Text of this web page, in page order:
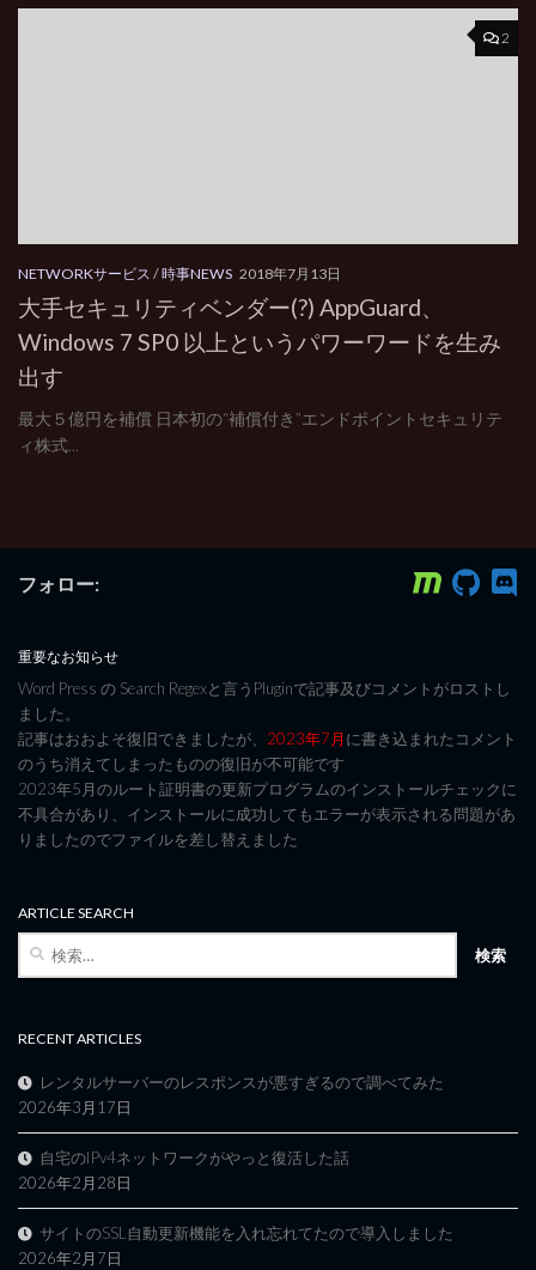
2
NETWORKサービス /時事NEWS 2018年7月13日
大手セキュリティベンダー(?) AppGuard、
Windows 7 SP0 以上というパワーワードを生み
出す
最大５億円を補償 日本初の“補償付き”エンドポイントセキュリテ
ィ株式...
フォロー:
重要なお知らせ
Word Press の Search Regexと言うPluginで記事及びコメントがロストし
ました。
記事はおおよそ復旧できましたが、 2023年7月に書き込まれたコメント
のうち消えてしまったものの復旧が不可能です
2023年5月のルート証明書の更新プログラムのインストールチェックに
不具合があり、インストールに成功してもエラーが表示される問題があ
りましたのでファイルを差し替えました
ARTICLE SEARCH
検
RECENT ARTICLES
レンタルサーバーのレスポンスが悪すぎるので調べてみた
2026年3月17日
自宅のIPv4ネットワークがやっと復活した話
2026年2月28日
サイトのSSL自動更新機能を入れ忘れてたので導入しました
2026年2月7日